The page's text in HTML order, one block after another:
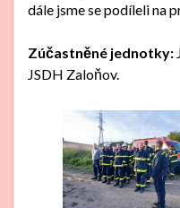
dále jsme se podíleli na
Zúčastněné jednotky:
JSDH Zaloňov.